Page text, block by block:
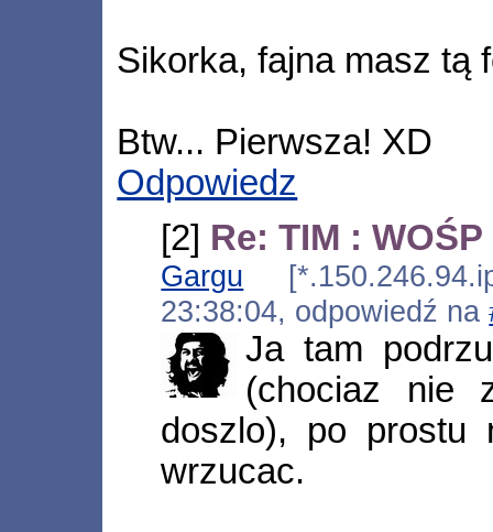
Sikorka, fajna masz tą
Btw... Pierwsza! XD
Odpowiedz
[2] Re: TIM :
Gargu
23:38:04, odpowiedź na
Ja tam
(chociaz nie
doszlo), po prostu
wrzucac.